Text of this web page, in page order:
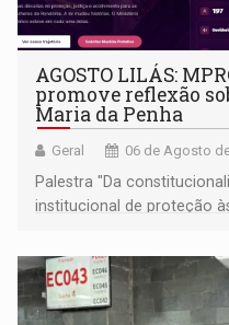
AGOSTO LILÁS:
promove reflexão
Maria da Penha
Geral 06 de Agosto
Palestra "Da
institucional de proteção
Goiás